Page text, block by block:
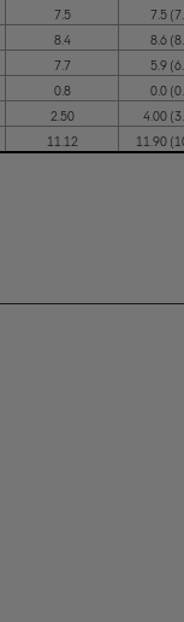
7.5 7.5
8.4 8.6
7.7 5.9
0.8 0.0
2.50 4.00
11.12 11.90